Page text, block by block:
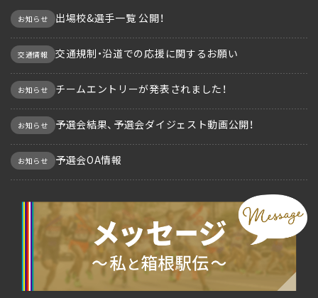
お知らせ 出場校&選手一覧 公開！
交通情報 交通規制・沿道での応援に関するお願い
お知らせ チームエントリーが発表されました！
お知らせ 予選会結果、予選会ダイジェスト動画公開！
お知らせ 予選会OA情報